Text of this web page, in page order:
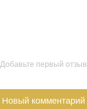
Добавьте первый отзыв
Новый комментарий